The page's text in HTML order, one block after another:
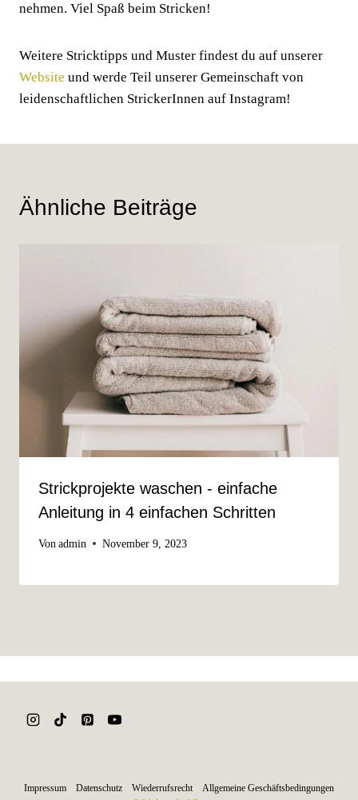
nehmen. Viel Spaß beim Stricken!
Weitere Stricktipps und Muster findest du auf unserer
Website und werde Teil unserer Gemeinschaft von
leidenschaftlichen StrickerInnen auf Instagram!
Ähnliche Beiträge
Strickprojekte waschen - einfache
Anleitung in 4 einfachen Schritten
Von admin November 9, 2023
Impressum Datenschutz Wiederrufsrecht
Allgemeine Geschäftsbedingungen